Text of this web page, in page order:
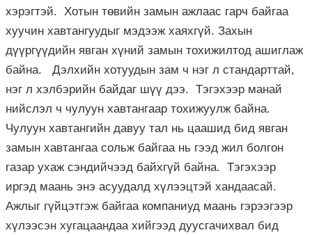
хэрэгтэй. Хотын төвийн замын ажлаас гарч байгаа
хуучин хавтангуудыг мэдээж хаяхгүй. Захын
дүүргүүдийн явган хүний замын тохижилтод ашиглаж
байна. Дэлхийн хотуудын зам ч нэг л стандарттай,
нэг л хэлбэрийн байдаг шүү дээ. Тэгэхээр манай
нийслэл ч чулуун хавтангаар тохижуулж байна.
Чулуун хавтангийн давуу тал нь цаашид бид явган
замын хавтангаа сольж байгаа нь гээд жил болгон
газар ухаж сэндийчээд байхгүй байна. Тэгэхээр
иргэд маань энэ асуудалд хүлээцтэй хандаасай.
Ажлыг гүйцэтгэж байгаа компаниуд маань гэрээгээр
хүлээсэн хугацаандаа хийгээд дуусгачихвал бид